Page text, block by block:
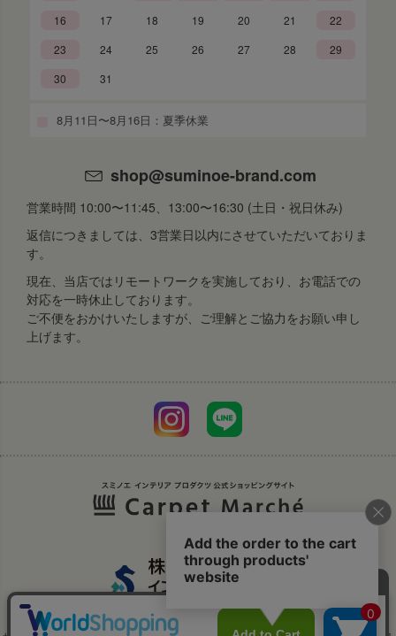
16
17 18 19 20 21
22
23
24 25 26 27 28
29
30
31
8月11日〜8月16日：夏季休業
shop@suminoe-brand.com
営業時間 10:00〜11:45、13:00〜16:30 (土日・祝日休み)
返信につきましては、3営業日以内にさせていただいておりま
す。
現在、当店ではリモートワークを実施しており、お電話での
対応を一時休止しております。
ご不便をおかけいたしますが、ご理解とご協力をお願い申し
上げます。